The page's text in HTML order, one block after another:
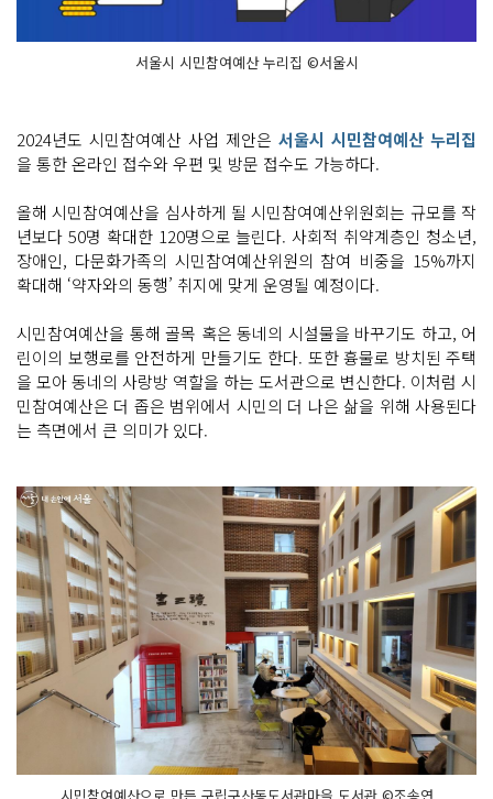
서울시 시민참여예산 누리집 ©서울시
2024년도 시민참여예산 사업 제안은 서울시 시민참여예산 누리집
을 통한 온라인 접수와 우편 및 방문 접수도 가능하다.
올해 시민참여예산을 심사하게 될 시민참여예산위원회는 규모를 작
년보다 50명 확대한 120명으로 늘린다. 사회적 취약계층인 청소년,
장애인, 다문화가족의 시민참여예산위원의 참여 비중을 15%까지
확대해 ‘약자와의 동행’ 취지에 맞게 운영될 예정이다.
시민참여예산을 통해 골목 혹은 동네의 시설물을 바꾸기도 하고, 어
린이의 보행로를 안전하게 만들기도 한다. 또한 흉물로 방치된 주택
을 모아 동네의 사랑방 역할을 하는 도서관으로 변신한다. 이처럼 시
민참여예산은 더 좁은 범위에서 시민의 더 나은 삶을 위해 사용된다
는 측면에서 큰 의미가 있다.
시민참여예산으로 만든 구립구산동도서관마을 도서관 ©조송연